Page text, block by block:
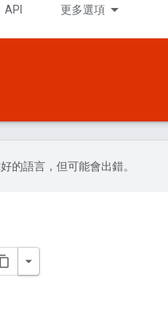
API 更多選項
的語言，但可能會出錯。